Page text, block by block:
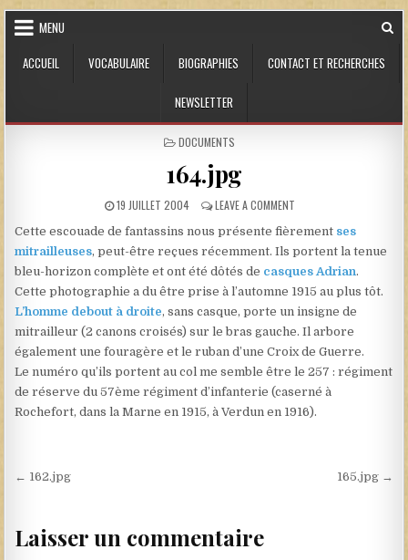
Skip to content
MENU
ACCUEIL
VOCABULAIRE BIOGRAPHIES CONTACT ET RECHERCHES
NEWSLETTER
POSTED IN
DOCUMENTS
164.jpg
PUBLISHED DATE:
19 JUILLET 2004 LEAVE A COMMENTON 164.JPG
Cette escouade de fantassins nous présente fièrement ses
mitrailleuses, peut-être reçues récemment. Ils portent la tenue
bleu-horizon complète et ont été dôtés de casques Adrian.
Cette photographie a du être prise à l’automne 1915 au plus tôt.
L’homme debout à droite, sans casque, porte un insigne de
mitrailleur (2 canons croisés) sur le bras gauche. Il arbore
également une fouragère et le ruban d’une Croix de Guerre.
Le numéro qu’ils portent au col me semble être le 257 : régiment
de réserve du 57ème régiment d’infanterie (caserné à
Rochefort, dans la Marne en 1915, à Verdun en 1916).
Navigation de l’article
← 162.jpg 165.jpg →
Laisser un commentaire